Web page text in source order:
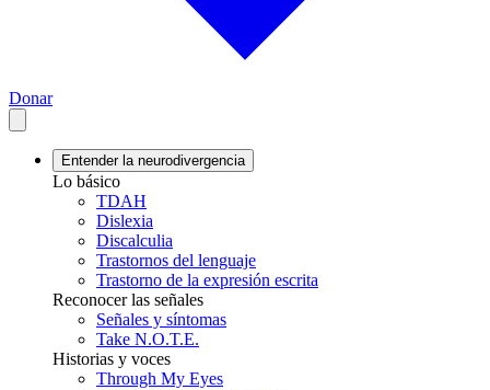
Donar
Entender la neurodivergencia
Lo básico
TDAH
Dislexia
Discalculia
Trastornos del lenguaje
Trastorno de la expresión escrita
Reconocer las señales
Señales y síntomas
Take N.O.T.E.
Historias y voces
Through My Eyes